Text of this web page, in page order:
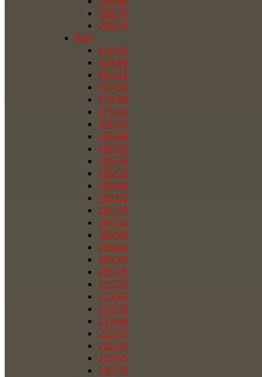
195/70
205/70
R15
145/65
155/60
165/65
175/55
175/60
175/65
185/55
185/60
185/65
195/50
195/55
195/60
195/65
195/70
205/55
205/60
205/65
205/70
205/75
215/55
215/65
215/70
225/60
225/75
235/70
235/75
245/70